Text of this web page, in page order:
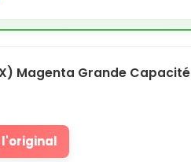
Magenta Grande Capacité
l'original